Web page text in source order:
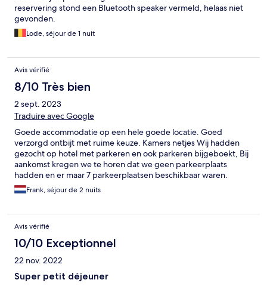
reservering stond een Bluetooth speaker vermeld, helaas niet
gevonden.
Lode, séjour de 1 nuit
Avis vérifié
8/10 Très bien
2 sept. 2023
Traduire avec Google
Goede accommodatie op een hele goede locatie. Goed
verzorgd ontbijt met ruime keuze. Kamers netjes Wij hadden
gezocht op hotel met parkeren en ook parkeren bijgeboekt, Bij
aankomst kregen we te horen dat we geen parkeerplaats
hadden en er maar 7 parkeerplaatsen beschikbaar waren.
Helaas 45 min rond gereden voor een parkeerplek. Dat was
voor ons dus een groot min punt
Frank, séjour de 2 nuits
Avis vérifié
10/10 Exceptionnel
22 nov. 2022
Super petit déjeuner